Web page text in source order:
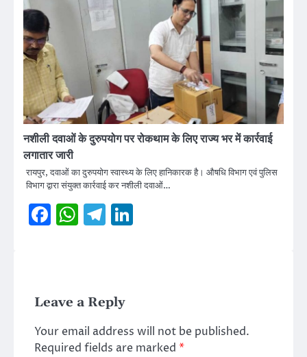
नशीली दवाओं के दुरुपयोग पर रोकथाम के लिए राज्य भर में कार्रवाई
लगातार जारी
रायपुर, दवाओं का दुरुपयोग स्वास्थ्य के लिए हानिकारक है। औषधि विभाग एवं पुलिस
विभाग द्वारा संयुक्त कार्रवाई कर नशीली दवाओं…
Facebook
WhatsApp
Telegram
Leave a Reply
Your email address will not be published.
Required fields are marked *